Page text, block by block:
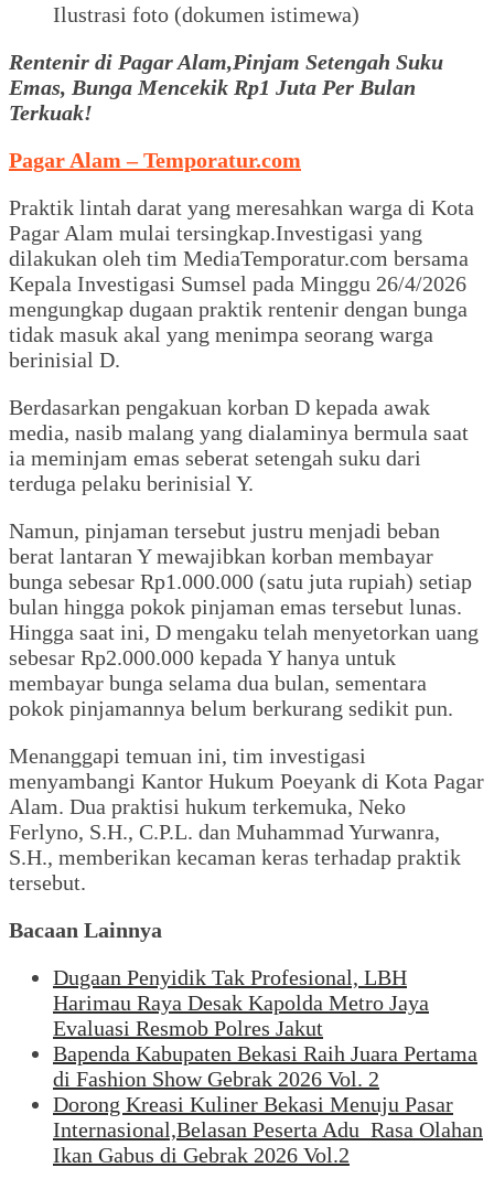
Ilustrasi foto (dokumen istimewa)
Rentenir di Pagar Alam,Pinjam Setengah Suku
Emas, Bunga Mencekik Rp1 Juta Per Bulan
Terkuak!
Pagar Alam – Temporatur.com
Praktik lintah darat yang meresahkan warga di Kota
Pagar Alam mulai tersingkap.Investigasi yang
dilakukan oleh tim MediaTemporatur.com bersama
Kepala Investigasi Sumsel pada Minggu 26/4/2026
mengungkap dugaan praktik rentenir dengan bunga
tidak masuk akal yang menimpa seorang warga
berinisial D.
Berdasarkan pengakuan korban D kepada awak
media, nasib malang yang dialaminya bermula saat
ia meminjam emas seberat setengah suku dari
terduga pelaku berinisial Y.
Namun, pinjaman tersebut justru menjadi beban
berat lantaran Y mewajibkan korban membayar
bunga sebesar Rp1.000.000 (satu juta rupiah) setiap
bulan hingga pokok pinjaman emas tersebut lunas.
Hingga saat ini, D mengaku telah menyetorkan uang
sebesar Rp2.000.000 kepada Y hanya untuk
membayar bunga selama dua bulan, sementara
pokok pinjamannya belum berkurang sedikit pun.
Menanggapi temuan ini, tim investigasi
menyambangi Kantor Hukum Poeyank di Kota Pagar
Alam. Dua praktisi hukum terkemuka, Neko
Ferlyno, S.H., C.P.L. dan Muhammad Yurwanra,
S.H., memberikan kecaman keras terhadap praktik
tersebut.
Bacaan Lainnya
Dugaan Penyidik Tak Profesional, LBH
Harimau Raya Desak Kapolda Metro Jaya
Evaluasi Resmob Polres Jakut
Bapenda Kabupaten Bekasi Raih Juara Pertama
di Fashion Show Gebrak 2026 Vol. 2
Dorong Kreasi Kuliner Bekasi Menuju Pasar
Internasional,Belasan Peserta Adu Rasa Olahan
Ikan Gabus di Gebrak 2026 Vol.2